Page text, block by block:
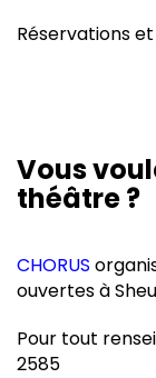
Réservations
Vous
théâtre ?
CHORUS
ouvertes à
Pour tout
2585